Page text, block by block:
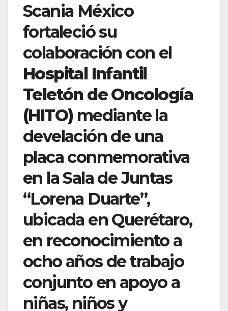
Scania México
fortaleció su
colaboración con el
Hospital Infantil
Teletón de Oncología
(HITO)mediante la
develación de una
placa conmemorativa
en la Sala de Juntas
“Lorena Duarte”,
ubicada en Querétaro,
en reconocimiento a
ocho años de trabajo
conjunto en apoyo a
niñas, niños y